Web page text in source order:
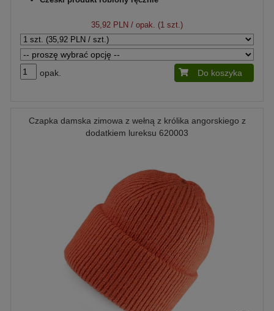
35,92 PLN / opak. (1 szt.)
opak. Do koszyka
Czapka damska zimowa z wełną z królika angorskiego z
dodatkiem lureksu 620003